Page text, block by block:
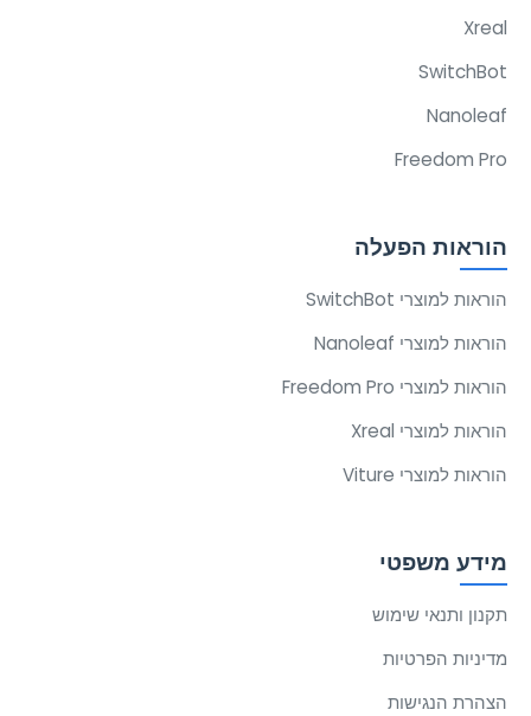
Xreal
SwitchBot
Nanoleaf
Freedom Pro
הוראות הפעלה
הוראות למוצרי SwitchBot
הוראות למוצרי Nanoleaf
הוראות למוצרי Freedom Pro
הוראות למוצרי Xreal
הוראות למוצרי Viture
מידע משפטי
תקנון ותנאי שימוש
מדיניות הפרטיות
הצהרת הנגישות